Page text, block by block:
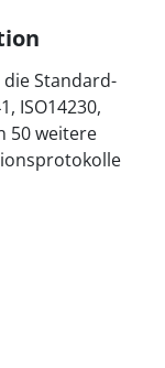
Standard-
ISO14230,
50 weitere